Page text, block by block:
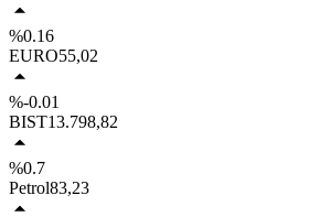
%0.16
EURO55,02
%-0.01
BIST13.798,82
%0.7
Petrol83,23